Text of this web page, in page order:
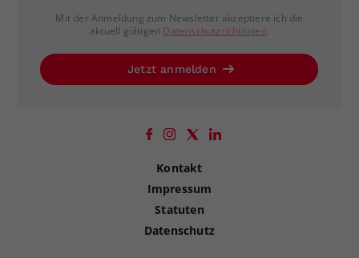
Mit der Anmeldung zum Newsletter akzeptiere ich die
aktuell gültigen Datenschutzrichtlinien.
Jetzt anmelden
Kontakt
Impressum
Statuten
Datenschutz